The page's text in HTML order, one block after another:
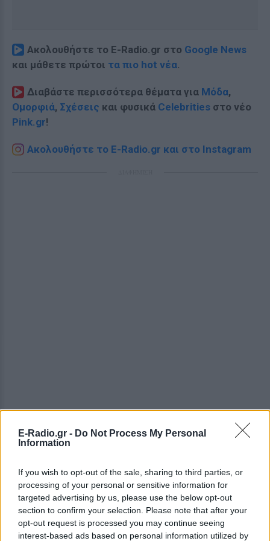
E-Radio.gr - Do Not Process My Personal
Information
If you wish to opt-out of the sale, sharing to third parties, or
processing of your personal or sensitive information for
targeted advertising by us, please use the below opt-out
section to confirm your selection. Please note that after your
opt-out request is processed you may continue seeing
interest-based ads based on personal information utilized by
Ακολουθήστε το E-Radio.gr στο Google News
και μάθετε πρώτοι τα πιο hot νέα.
Διαβάστε περισσότερα θέματα για Μόδα,
Ομορφιά, Σχέσεις και φυσικά Celebrities στο νέο
Pink.gr!
Ακολουθήστε το E-Radio.gr και στο Instagram
ΣΤΗΝ ΙΔΙΑ ΚΑΤΗΓΟΡΙΑ
Μύκονος: Ιταλοί παρτάρουν σε
έξαλλη κατάσταση μέσα σε...